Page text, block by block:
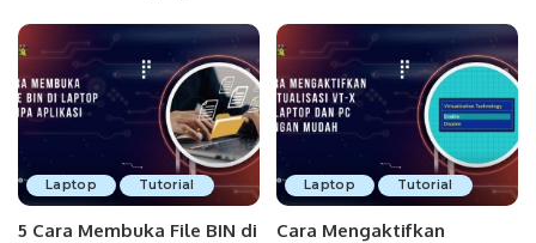
Laptop Tutorial
5 Cara Membuka File BIN di
Laptop Tutorial
Cara Mengaktifkan